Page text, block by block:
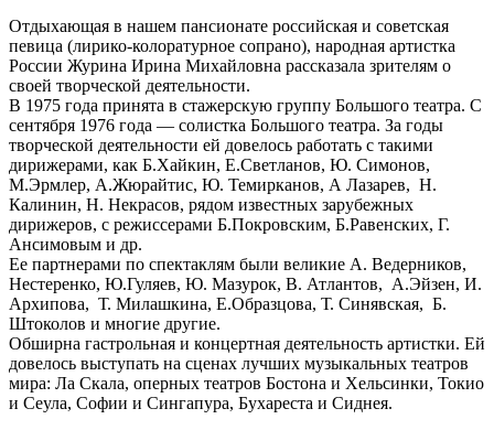
Отдыхающая в нашем пансионате российская и советская
певица (лирико-колоратурное сопрано), народная артистка
России Журина Ирина Михайловна рассказала зрителям о
своей творческой деятельности.
В 1975 года принята в стажерскую группу Большого театра. С
сентября 1976 года — солистка Большого театра. За годы
творческой деятельности ей довелось работать с такими
дирижерами, как Б.Хайкин, Е.Светланов, Ю. Симонов,
М.Эрмлер, А.Жюрайтис, Ю. Темирканов, А Лазарев, Н.
Калинин, Н. Некрасов, рядом известных зарубежных
дирижеров, с режиссерами Б.Покровским, Б.Равенских, Г.
Ансимовым и др.
Ее партнерами по спектаклям были великие А. Ведерников,
Нестеренко, Ю.Гуляев, Ю. Мазурок, В. Атлантов, А.Эйзен, И.
Архипова, Т. Милашкина, Е.Образцова, Т. Синявская, Б.
Штоколов и многие другие.
Обширна гастрольная и концертная деятельность артистки. Ей
довелось выступать на сценах лучших музыкальных театров
мира: Ла Скала, оперных театров Бостона и Хельсинки, Токио
и Сеула, Софии и Сингапура, Бухареста и Сиднея.